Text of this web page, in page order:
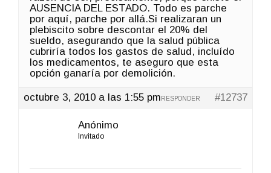
AUSENCIA DEL ESTADO. Todo es parche
por aquí, parche por allá.Si realizaran un
plebiscito sobre descontar el 20% del
sueldo, asegurando que la salud pública
cubriría todos los gastos de salud, incluído
los medicamentos, te aseguro que esta
opción ganaría por demolición.
octubre 3, 2010 a las 1:55 pm #12737
RESPONDER
Anónimo
Invitado